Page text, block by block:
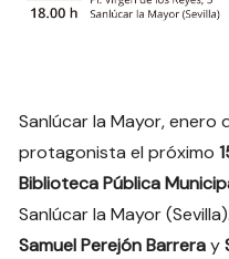
Sanlúcar la Mayor, enero
protagonista el próximo
Biblioteca Pública
Sanlúcar la Mayor
Samuel Perejón Barreray